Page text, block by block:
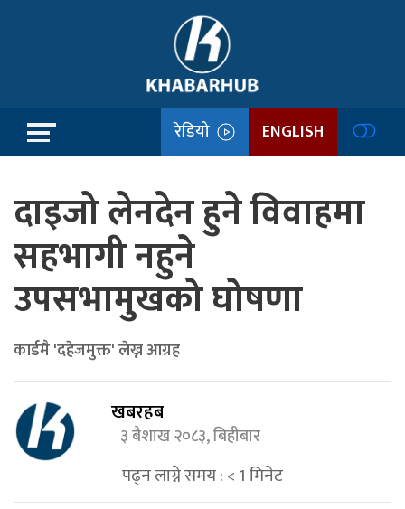
रेडियो ENGLISH
दाइजो लेनदेन हुने विवाहमा
सहभागी नहुने
उपसभामुखको घोषणा
कार्डमै 'दहेजमुक्त' लेख्न आग्रह
खबरहब
३ बैशाख २०८३, बिहीबार
पढ्न लाग्ने समय :< 1मिनेट